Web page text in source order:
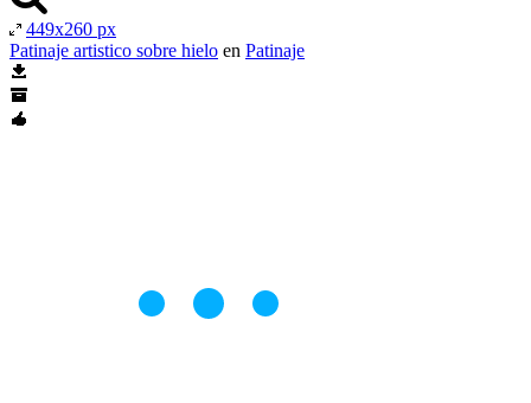
449x260 px
Patinaje artistico sobre hielo en Patinaje